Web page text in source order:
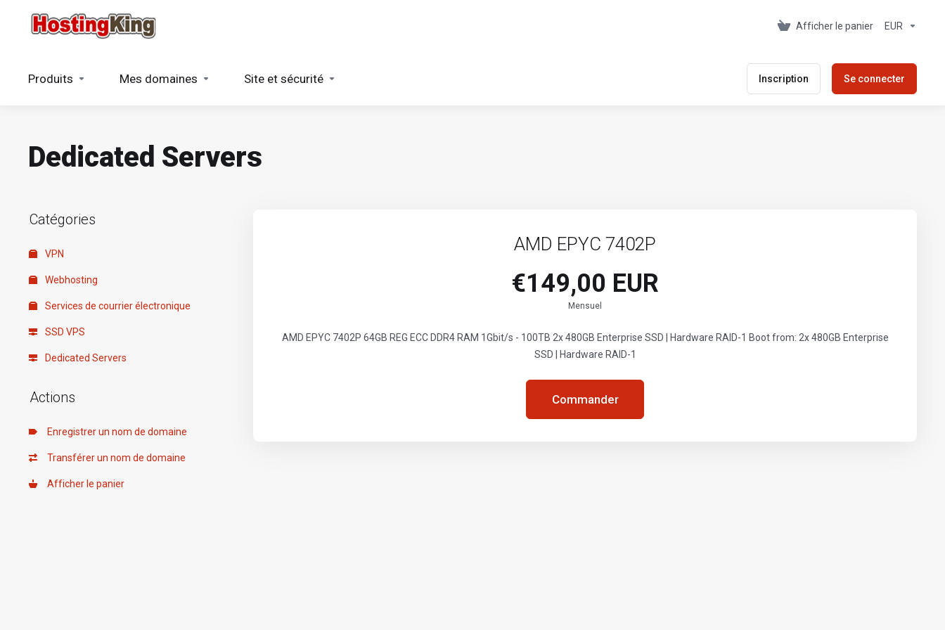
Afficher le panier EUR
Produits Mes domaines Site et sécurité Inscription Se connecter
Dedicated Servers
Catégories
VPN
Webhosting
Services de courrier électronique
SSD VPS
Dedicated Servers
Actions
Enregistrer un nom de domaine
Transférer un nom de domaine
Afficher le panier
AMD EPYC 7402P
€149,00 EUR
Mensuel
AMD EPYC 7402P 64GB REG ECC DDR4 RAM 1Gbit/s - 100TB 2x 480GB Enterprise SSD | Hardware RAID-1 Boot from: 2x 480GB Enterprise
SSD | Hardware RAID-1
Commander